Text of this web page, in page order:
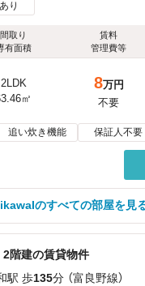
り
間取り
有面積
賃料
管理費等
2LDK
㎡
8万円
不要
追い炊き機能 保証人不要
のすべての部屋を見
階建の賃貸物件
駅 歩135分 （富良野線）